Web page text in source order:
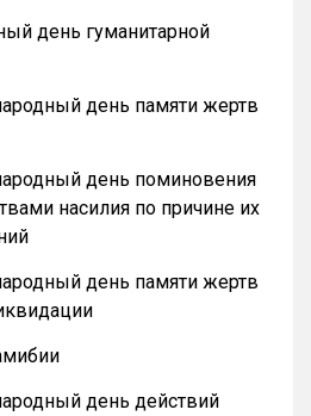
день гуманитарной
день памяти жертв
день поминовения
насилия по причине их
день памяти жертв
день действий